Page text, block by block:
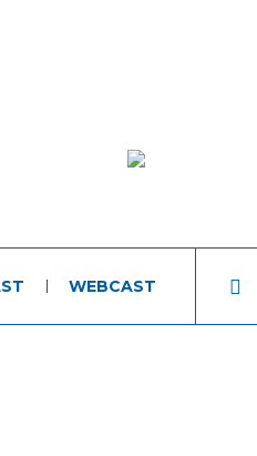
WEBCAST